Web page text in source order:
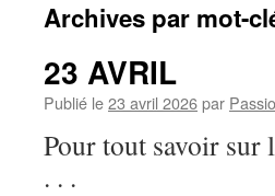
Archives par mot-
23 AVRIL
Publié le23 avril 2026par
Pour tout savoir
. . .